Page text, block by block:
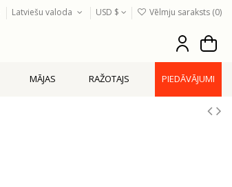
Latviešu valoda USD $ Vēlmju saraksts (0)
MĀJAS RAŽOTAJS PIEDĀVĀJUMI